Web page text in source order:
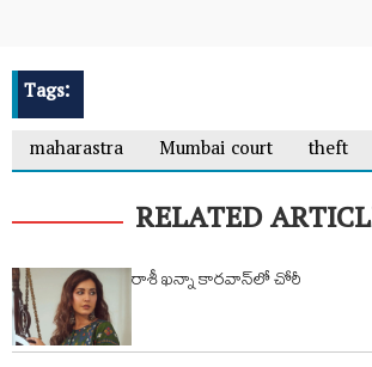
Tags:
maharastra
Mumbai court theft
RELATED
రాశీ ఖన్నా కారవాన్‌లో చోరీ